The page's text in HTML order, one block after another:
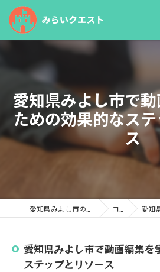
愛知県みよし市で
ための効果的なス
ス
コラム 愛知県み
愛知県みよし市で動画編集を
ステップとリソース